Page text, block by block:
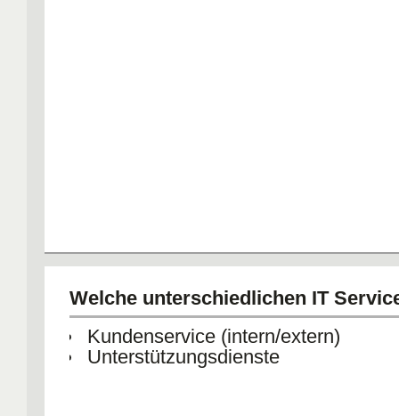
Welche unterschiedlichen IT
Kundenservice (intern/extern)
Unterstützungsdienste